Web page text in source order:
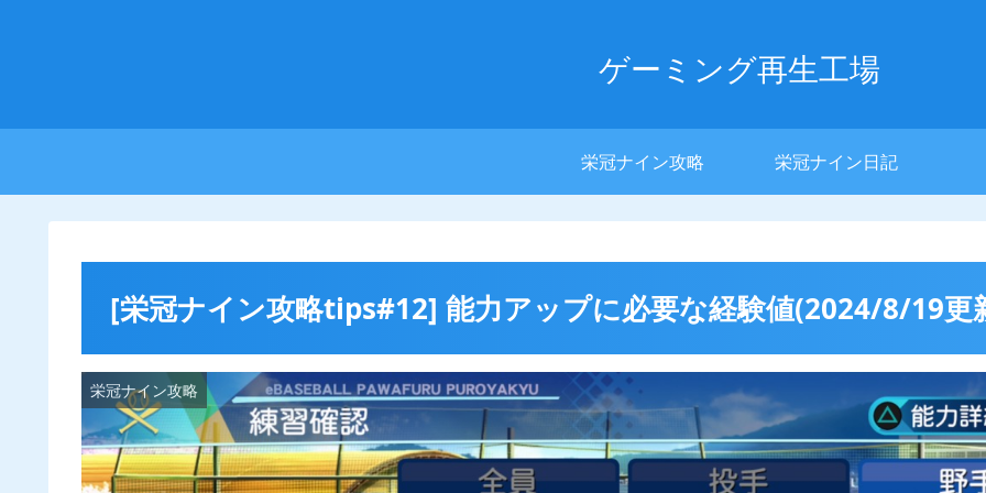
ゲーミング再生工場
栄冠ナイン攻略 栄冠ナイン日記
[栄冠ナイン攻略tips#12] 能力アップに必要な経験値(2024/8/19更
栄冠ナイン攻略